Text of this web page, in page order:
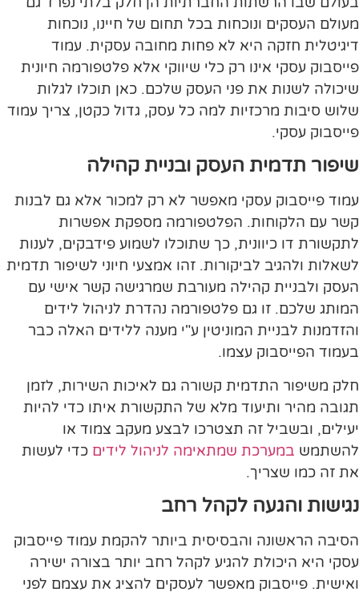
מעולם העסקים ונוכחות בכל תחום של חיינו, נוכחות
דיגיטלית חזקה היא לא פחות מחובה עסקית. עמוד
פייסבוק עסקי אינו רק כלי שיווקי אלא פלטפורמה חיונית
שיכולה לשנות את פני העסק שלכם. כאן תוכלו לגלות
שלוש סיבות מרכזיות למה כל עסק, גדול כקטן, צריך עמוד
פייסבוק עסקי.
שיפור תדמית העסק ובניית קהילה
עמוד פייסבוק עסקי מאפשר לא רק למכור אלא גם לבנות
קשר עם הלקוחות. הפלטפורמה מספקת אפשרות
לתקשורת דו כיוונית, כך שתוכלו לשמוע פידבקים, לענות
לשאלות ולהגיב לביקורות. זהו אמצעי חיוני לשיפור תדמית
העסק ולבניית קהילה מעורבת שמרגישה קשר אישי עם
המותג שלכם. זו גם פלטפורמה נהדרת לניהול לידים
והזדמנות לבניית המוניטין ע"י מענה ללידים האלה כבר
בעמוד הפייסבוק עצמו.
חלק משיפור התדמית קשורה גם לאיכות השירות, לזמן
תגובה מהיר ותיעוד מלא של התקשורת איתו כדי להיות
יעילים, ובשביל זה תצטרכו לבצע מעקב צמוד או
להשתמש במערכת שמתאימה לניהול לידים כדי לעשות
את זה כמו שצריך.
נגישות והגעה לקהל רחב
הסיבה הראשונה והבסיסית ביותר להקמת עמוד פייסבוק
עסקי היא היכולת להגיע לקהל רחב יותר בצורה ישירה
ואישית. פייסבוק מאפשר לעסקים להציג את עצמם לפני